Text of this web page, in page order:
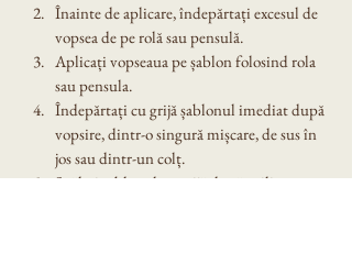
Înainte de aplicare, îndepărtați excesul de
vopsea de pe rolă sau pensulă.
Aplicați vopseaua pe șablon folosind rola
sau pensula.
Îndepărtați cu grijă șablonul imediat după
vopsire, dintr-o singură mișcare, de sus în
jos sau dintr-un colț.
Spălați șablonul cu grijă după utilizare.